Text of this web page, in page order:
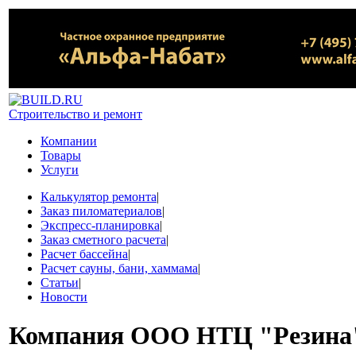
Строительство и ремонт
Компании
Товары
Услуги
Калькулятор ремонта|
Заказ пиломатериалов|
Экспресс-планировка|
Заказ сметного расчета|
Расчет бассейна|
Расчет сауны, бани, хаммама|
Статьи|
Новости
Компания ООО НТЦ